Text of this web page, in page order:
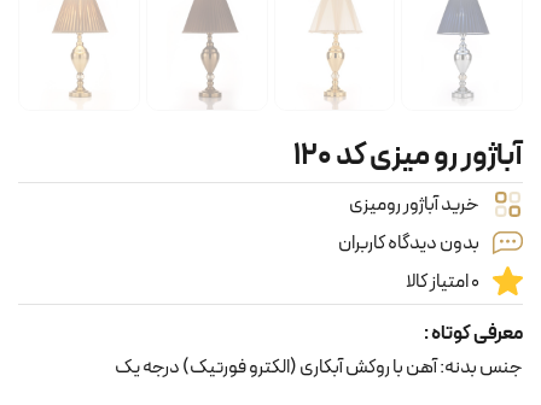
آباژور رو میزی کد ۱۲۰
خرید آباژور رومیزی
بدون دیدگاه کاربران
0 امتیاز کالا
معرفی کوتاه :
جنس بدنه: آهن با روکش آبکاری (الکترو فورتیک) درجه یک